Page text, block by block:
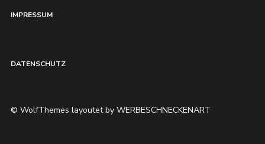
IMPRESSUM
DATENSCHUTZ
© WolfThemes layoutet by WERBESCHNECKENART